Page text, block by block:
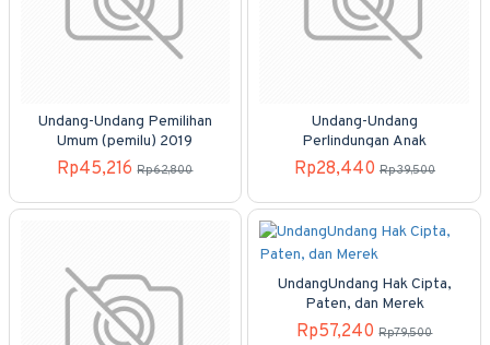
Undang-Undang Pemilihan
Umum (pemilu) 2019
Rp45,216 Rp62,800
Undang-Undang
Perlindungan Anak
Rp28,440 Rp39,500
UndangUndang Hak Cipta,
Paten, dan Merek
Rp57,240 Rp79,500